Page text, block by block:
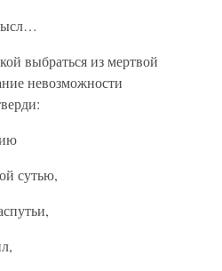
выбраться из мертвой
невозможности
сутью,